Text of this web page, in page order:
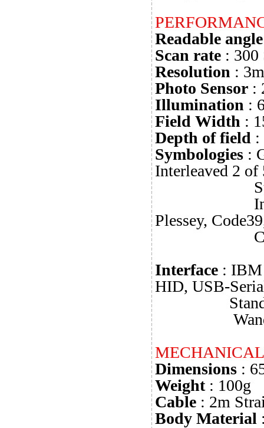
Readable angle
Scan rate : 300
Resolution :
Photo Sensor :
Illumination :
Field Width :
Depth of field :
Symbologies :
Interleaved
Standard
Industrial
Plessey,
Code 3 of
Interface : IBM
HID, USB-
Standard
Wand
MECHANICAL
Dimensions :
Weight: 100g
Cable : 2m
Body Material